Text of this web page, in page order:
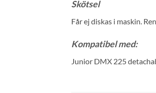
Skötsel
Får ej diskas i maskin.
Kompatibel med:
Junior DMX 225